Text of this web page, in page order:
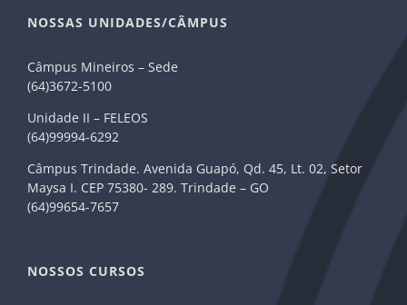
NOSSAS UNIDADES/CÂMPUS
Câmpus Mineiros – Sede
(64)3672-5100
Unidade II – FELEOS
(64)99994-6292
Câmpus Trindade. Avenida Guapó, Qd. 45, Lt. 02, Setor
Maysa I. CEP 75380- 289. Trindade – GO
(64)99654-7657
NOSSOS CURSOS